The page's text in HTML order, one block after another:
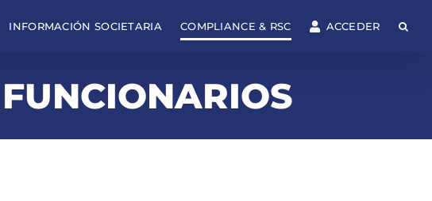
INFORMACIÓN SOCIETARIA COMPLIANCE & RSC ACCEDER